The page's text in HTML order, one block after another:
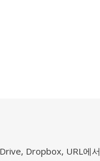
Dropbox, URL에서